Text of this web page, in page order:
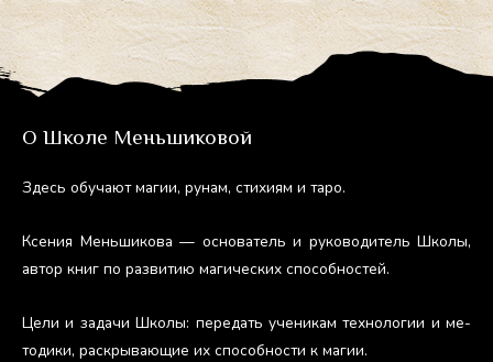
О Школе Меньшиковой
Здесь обу­ча­ют ма­гии, ру­нам, сти­хи­ям и та­ро.
Ксе­ния Мень­ши­кова — ос­но­ватель и ру­ково­дитель Шко­лы,
ав­тор книг по раз­ви­тию ма­гичес­ких спо­соб­ностей.
Це­ли и за­дачи Шко­лы: пе­редать уче­никам тех­но­логии и ме­
тоди­ки, рас­кры­ва­ющие их спо­соб­ности к ма­гии.